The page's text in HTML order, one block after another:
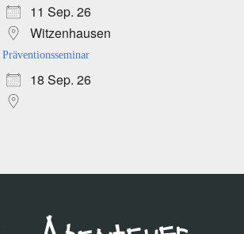
11 Sep. 26
Witzenhausen
Präventionsseminar
18 Sep. 26